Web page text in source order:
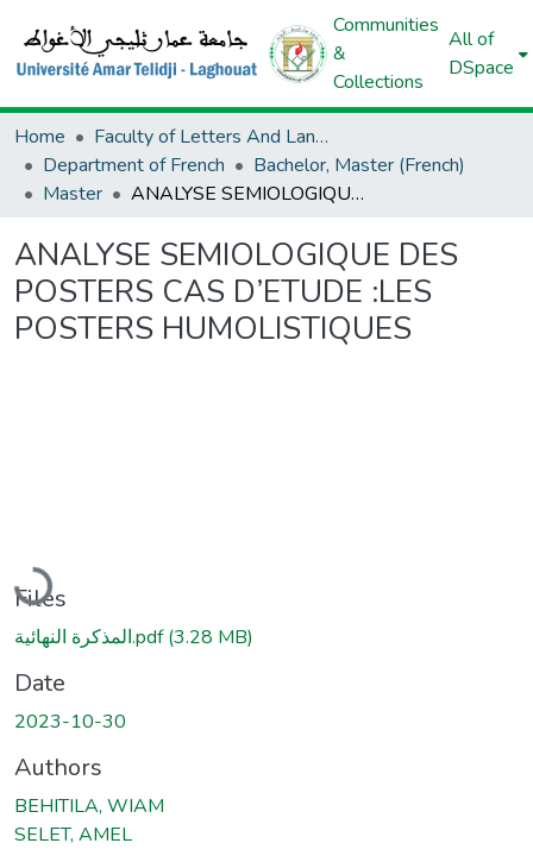
Communities
&
Collections
All of
DSpace
Home
Faculty of Letters And Languages
Department of French
Bachelor, Master (French)
Master
ANALYSE SEMIOLOGIQUE DES POSTERS CAS D’ETUDE :LES POSTERS HUMOLISTIQUES
ANALYSE SEMIOLOGIQUE DES
POSTERS CAS D’ETUDE :LES
POSTERS HUMOLISTIQUES
Loading...
Files
المذكرة النهائية.pdf(3.28 MB)
Date
2023-10-30
Authors
BEHITILA, WIAM
SELET, AMEL